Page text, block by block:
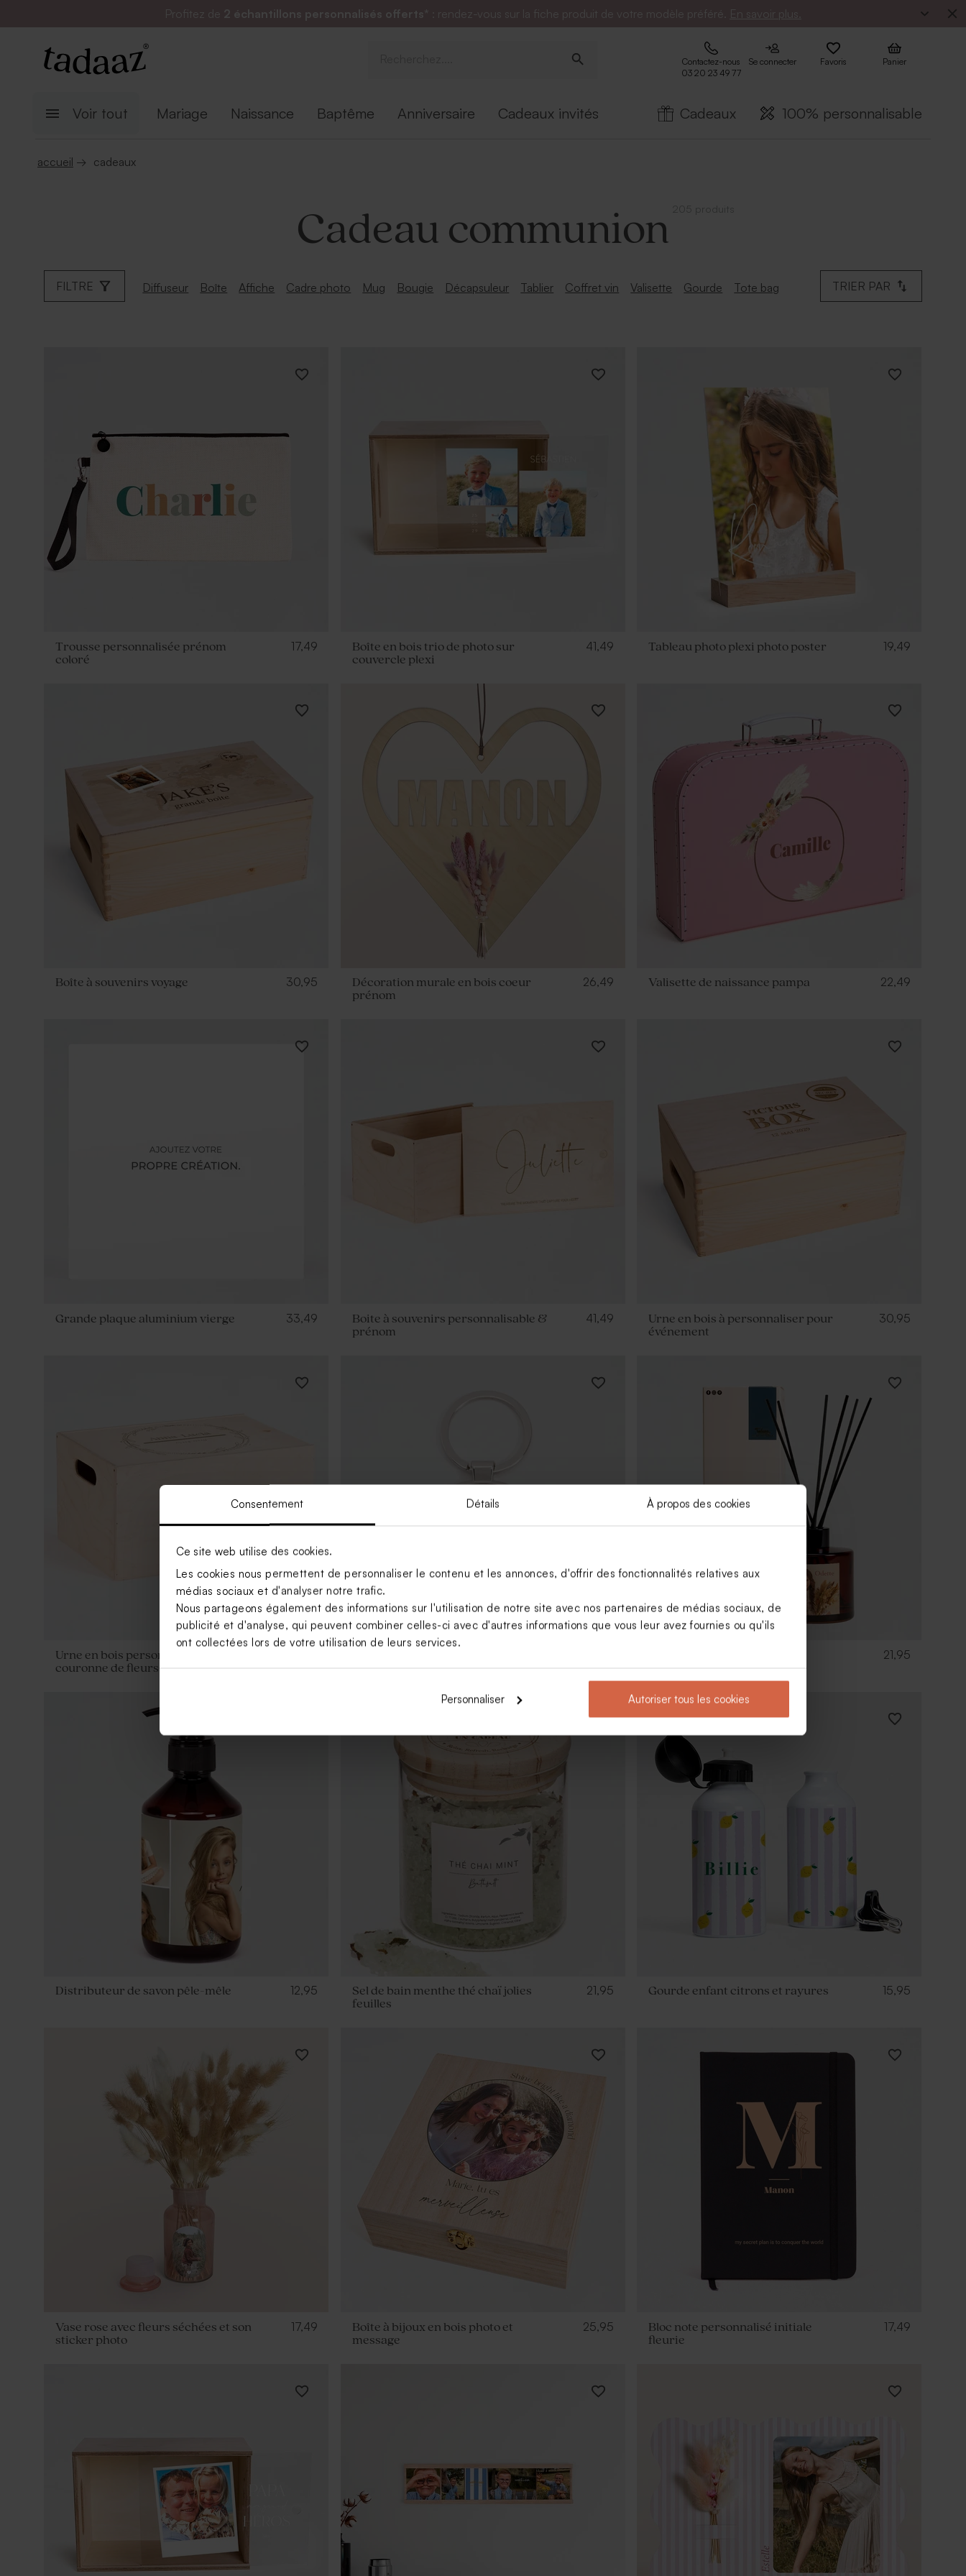
Consentement Détails À propos des cookies
Ce site web utilise des cookies.
Les cookies nous permettent de personnaliser le contenu et les annonces, d'offrir des fonctionnalités relatives aux
médias sociaux et d'analyser notre trafic.
Nous partageons également des informations sur l'utilisation de notre site avec nos partenaires de médias sociaux, de
publicité et d'analyse, qui peuvent combiner celles-ci avec d'autres informations que vous leur avez fournies ou qu'ils
ont collectées lors de votre utilisation de leurs services.
Personnaliser Autoriser tous les cookies
Profitez de 2 échantillons personnalisés offerts* : rendez-vous sur la fiche produit de votre modèle préféré. En savoir plus.
Contactez-nous
03 20 23 49 77
Se connecter Favoris Panier
Voir tout Mariage Naissance Baptême Anniversaire Cadeaux invités Cadeaux 100% personnalisable
accueil → cadeaux
Cadeau communion
FILTRE Diffuseur Boîte Affiche Cadre photo Mug Bougie Décapsuleur Tablier Coffret vin Valisette Gourde Tote bag TRIER PAR
Trousse personnalisée prénom
coloré
17,49
Boîte en bois trio de photo sur
couvercle plexi
41,49 Tableau photo plexi photo poster 19,49
Boîte à souvenirs voyage 30,95
Décoration murale en bois coeur
prénom
26,49 Valisette de naissance pampa 22,49
Grande plaque aluminium vierge 33,49
Boite à souvenirs personnalisable &
prénom
41,49
Urne en bois à personnaliser pour
événement
30,95
Urne en bois personnalisable
couronne de fleurs
21,95
Distributeur de savon pêle-mêle 12,95
Sel de bain menthe thé chaï jolies
feuilles
21,95 Gourde enfant citrons et rayures 15,95
Vase rose avec fleurs séchées et son
sticker photo
17,49
Boîte à bijoux en bois photo et
message
25,95
Bloc note personnalisé initiale
fleurie
17,49